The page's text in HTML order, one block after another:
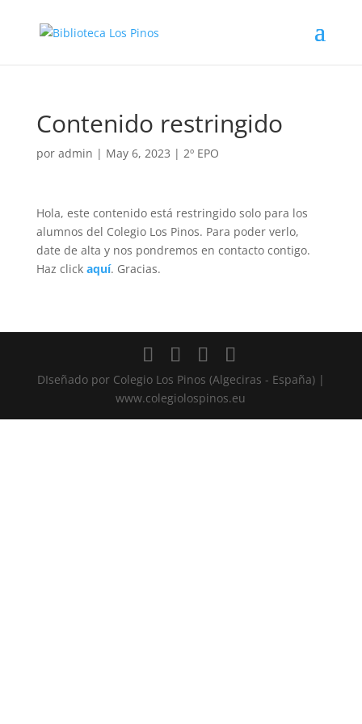
Contenido restringido
por admin | May 6, 2023 | 2º EPO
Hola, este contenido está restringido solo para los
alumnos del Colegio Los Pinos. Para poder verlo,
date de alta y nos pondremos en contacto contigo.
Haz click aquí. Gracias.
DIseñado por Colegio Los Pinos (Algeciras - España) |
www.colegiolospinos.eu